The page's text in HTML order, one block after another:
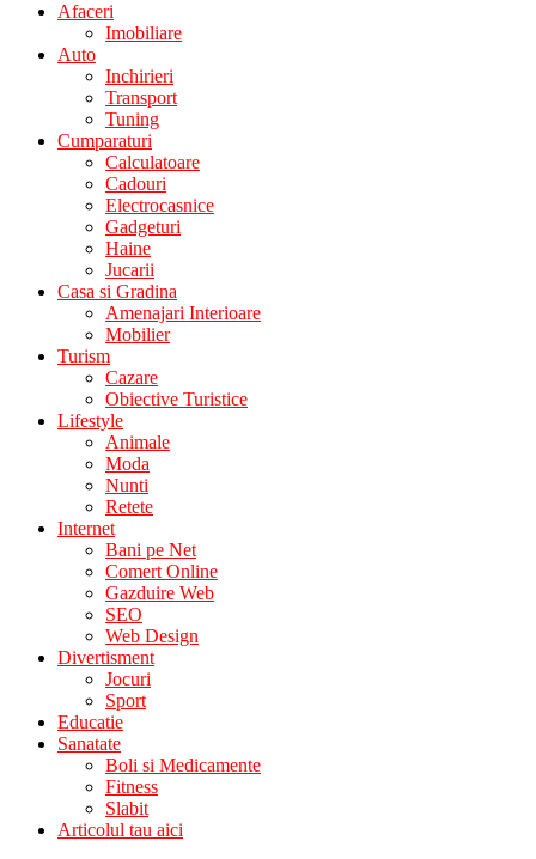
Afaceri
Imobiliare
Auto
Inchirieri
Transport
Tuning
Cumparaturi
Calculatoare
Cadouri
Electrocasnice
Gadgeturi
Haine
Jucarii
Casa si Gradina
Amenajari Interioare
Mobilier
Turism
Cazare
Obiective Turistice
Lifestyle
Animale
Moda
Nunti
Retete
Internet
Bani pe Net
Comert Online
Gazduire Web
SEO
Web Design
Divertisment
Jocuri
Sport
Educatie
Sanatate
Boli si Medicamente
Fitness
Slabit
Articolul tau aici